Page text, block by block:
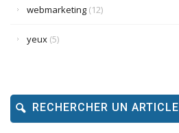
webmarketing (12)
yeux (5)
RECHERCHER UN ARTICLE